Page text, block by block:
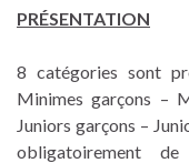
PRÉSENTATION
8 catégories sont
Minimes garçons –
Juniors garçons –
obligatoirement